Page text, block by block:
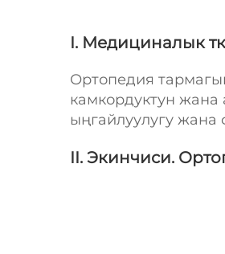
I. Медициналык
Ортопедия
камкордуктун жана
ыңгайлуулугу жана
II. Экинчиси.